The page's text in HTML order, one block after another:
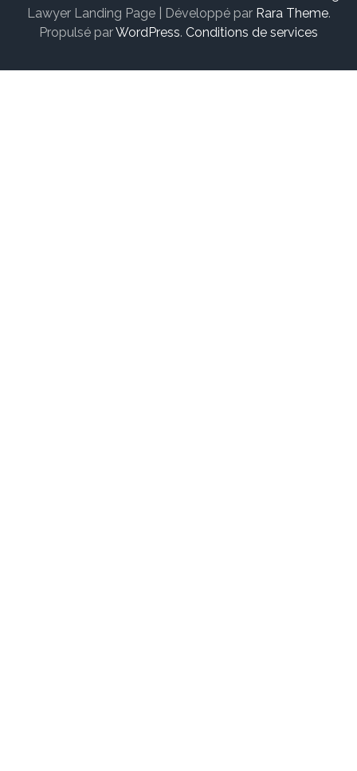
Lawyer Landing Page | Développé par Rara Theme.
Propulsé parWordPress. Conditions de services